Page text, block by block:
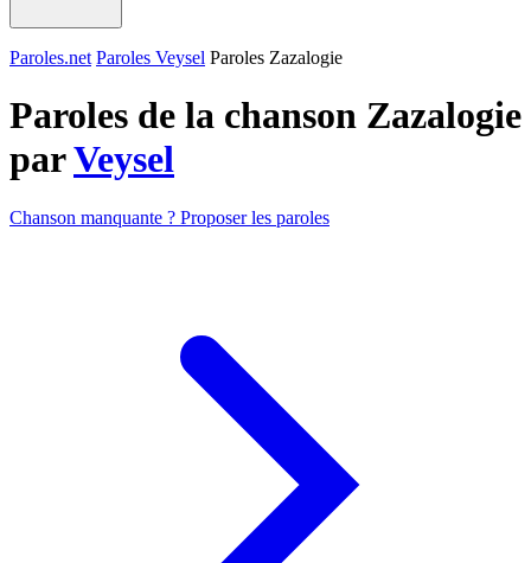
Paroles.net Paroles Veysel Paroles Zazalogie
Paroles de la chanson Zazalogie
parVeysel
Chanson manquante ? Proposer les paroles